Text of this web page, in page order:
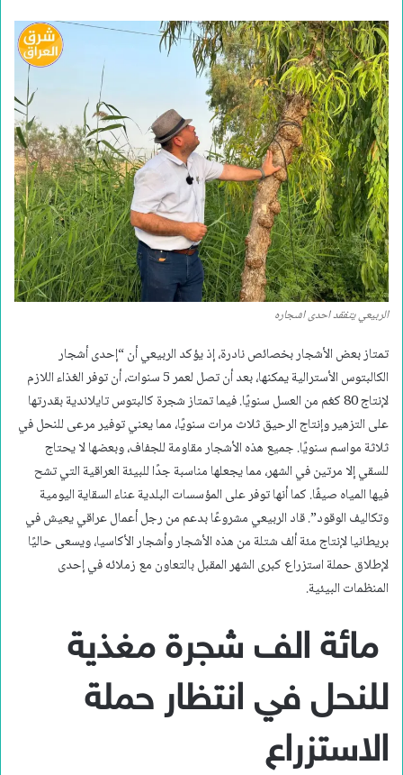
الربيعي يتفقد احدى اشجاره
تمتاز بعض الأشجار بخصائص نادرة، إذ يؤكد الربيعي أن “إحدى أشجار
الكالبتوس الأسترالية يمكنها، بعد أن تصل لعمر 5 سنوات، أن توفر الغذاء اللازم
لإنتاج 80 كغم من العسل سنويًا. فيما تمتاز شجرة كالبتوس تايلاندية بقدرتها
على التزهير وإنتاج الرحيق ثلاث مرات سنويًا، مما يعني توفير مرعى للنحل في
ثلاثة مواسم سنويًا. جميع هذه الأشجار مقاومة للجفاف، وبعضها لا يحتاج
للسقي إلا مرتين في الشهر، مما يجعلها مناسبة جدًا للبيئة العراقية التي تشح
فيها المياه صيفًا. كما أنها توفر على المؤسسات البلدية عناء السقاية اليومية
وتكاليف الوقود”. قاد الربيعي مشروعًا بدعم من رجل أعمال عراقي يعيش في
بريطانيا لإنتاج مئة ألف شتلة من هذه الأشجار وأشجار الأكاسيا، ويسعى حاليًا
لإطلاق حملة استزراع كبرى الشهر المقبل بالتعاون مع زملائه في إحدى
المنظمات البيئية.
مائة الف شجرة مغذية
للنحل في انتظار حملة
الاستزراع